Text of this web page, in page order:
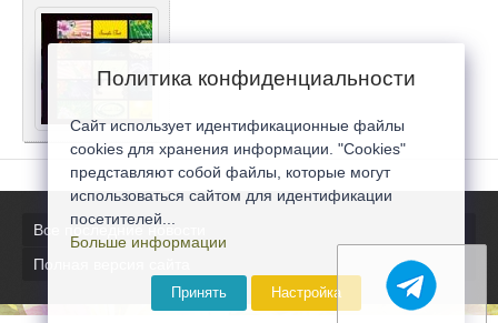
Все последние новости
Полная версия сайта
Политика конфиденциальности
Сайт использует идентификационные файлы
cookies для хранения информации. "Cookies"
представляют собой файлы, которые могут
использоваться сайтом для идентификации
посетителей...
Больше информации
Принять Настройка